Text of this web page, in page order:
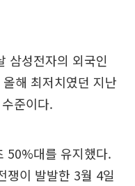
삼성전자의 외국인
해 최저치였던 지난
준이다.
50%대를 유지했다.
쟁이 발발한 3월 4일